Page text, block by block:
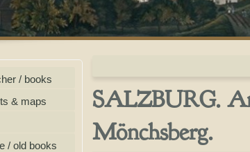
/ books
& maps
/ old books
SALZBURG.
Mönchsberg.